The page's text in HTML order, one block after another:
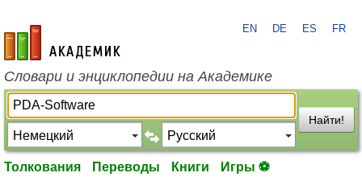
academic.ru
EN DE ES FR
Словари и энциклопедии на Академике
Найти!
Толкования Переводы Книги Игры ⚽